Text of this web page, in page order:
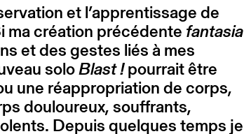
et l’apprentissage de
ma création précédente fantasia
et des gestes liés à mes
soloBlast !pourrait être
une réappropriation de corps,
douloureux, souffrants,
Depuis quelques temps je